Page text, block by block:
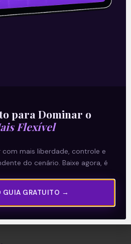
para Dominar o
Flexível
mais liberdade, controle e
do cenário. Baixe agora, é
GUIA GRATUITO →